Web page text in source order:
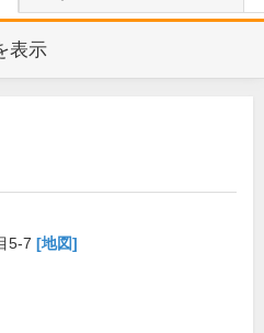
表示
5-7 [地図]